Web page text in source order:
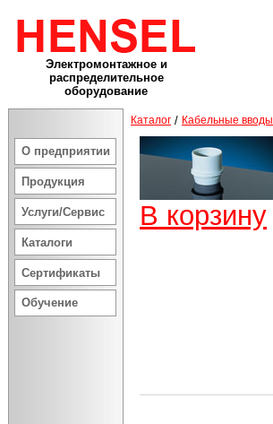
Электромонтажное и
распределительное
оборудование
О предприятии
Продукция
Услуги/Сервис
Каталоги
Сертификаты
Обучение
Каталог / Кабельные вводы
В корзину